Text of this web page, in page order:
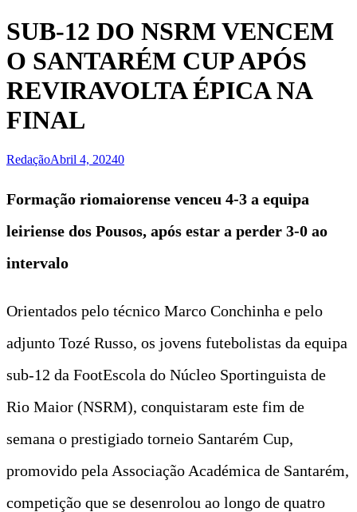
SUB-12 DO NSRM VENCEM
O SANTARÉM CUP APÓS
REVIRAVOLTA ÉPICA NA
FINAL
RedaçãoAbril 4, 20240
Formação riomaiorense venceu 4-3 a equipa
leiriense dos Pousos, após estar a perder 3-0 ao
intervalo
Orientados pelo técnico Marco Conchinha e pelo
adjunto Tozé Russo, os jovens futebolistas da equipa
sub-12 da FootEscola do Núcleo Sportinguista de
Rio Maior (NSRM), conquistaram este fim de
semana o prestigiado torneio Santarém Cup,
promovido pela Associação Académica de Santarém,
competição que se desenrolou ao longo de quatro